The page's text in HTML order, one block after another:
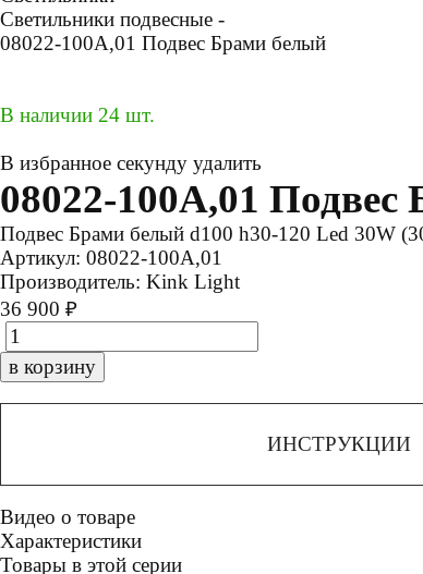
Светильники подвесные -
08022-100A,01 Подвес Брами белый
В наличии 24 шт.
В избранное секунду удалить
08022-100A,01
Подвес Брами белый d100 h30-120 Led 30W
Артикул: 08022-100A,01
Производитель: Kink Light
36 900 ₽
в корзину
ИНСТРУКЦИИ
Видео о товаре
Характеристики
Товары в этой серии